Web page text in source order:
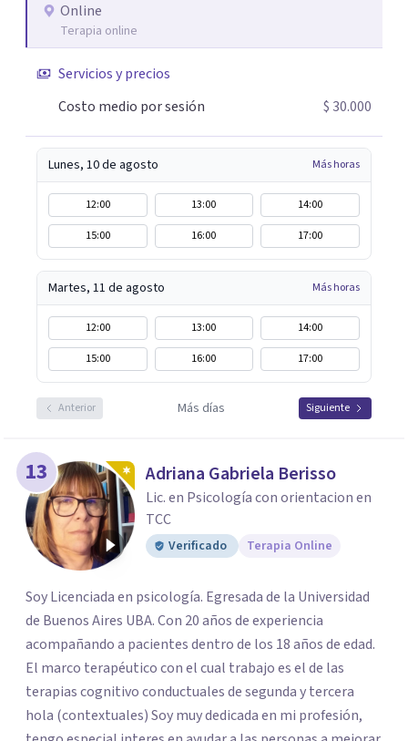
Online
Terapia online
Servicios y precios
Costo medio por sesión
$ 30.000
Lunes, 10 de agosto Más horas
12:00 13:00
14:00
15:00
16:00 17:00
Martes, 11 de agosto Más horas
12:00 13:00
14:00
15:00
16:00 17:00
Anterior Más días Siguiente
13 Adriana Gabriela Berisso
Lic. en Psicología con orientacion en
TCC
Verificado Terapia Online
Soy Licenciada en psicología. Egresada de la Universidad
de Buenos Aires UBA. Con 20 años de experiencia
acompañando a pacientes dentro de los 18 años de edad.
El marco terapéutico con el cual trabajo es el de las
terapias cognitivo conductuales de segunda y tercera
hola (contextuales) Soy muy dedicada en mi profesión,